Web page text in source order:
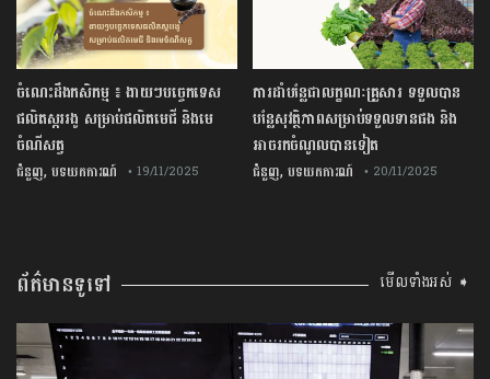
ការដាំបន្លែជាលក្ខណៈគ្រួសារ ទទួលបាន
បន្លែសុវត្ថិភាពសម្រាប់ទទួលទានផង និង
អាចរកចំណូលបានទៀត
ជំនួញ,បទយកការណ៍ • 20/11/2025
ចំណេះដឹងកសិកម្ម ៖ ងាយៗបច្ចេកទេស
ផលិតស្កររងូ សម្រាប់ផលិតមេជី និងមេ
ចំណីសត្វ
ជំនួញ,បទយកការណ៍ • 19/11/2025
ព័ត៌មានទូទៅ មើលទាំងអស់ ➧